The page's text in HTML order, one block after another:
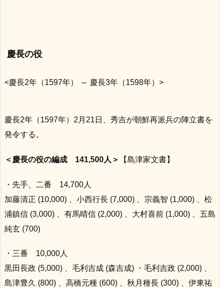
慶長の役
<慶長2年（1597年） ～ 慶長3年（1598年）>
慶長2年（1597年）2月21日、秀吉が朝鮮再派兵の陣立書を
発令する。
＜慶長の役の編成 141,500人＞ 【島津家文書】
・先手、二番 14,700人
加藤清正 (10,000) 、小西行長 (7,000) 、宗義智 (1,000) 、松
浦鎮信 (3,000) 、有馬晴信 (2,000) 、大村喜前 (1,000) 、五島
純玄 (700)
・三番 10,000人
黒田長政 (5,000) 、毛利吉成 (森吉成) ・毛利吉政 (2,000) 、
島津豊久 (800) 、高橋元種 (600) 、秋月種長 (300) 、伊東祐